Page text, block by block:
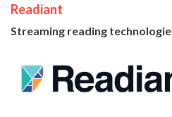
Readiant
Streaming reading technologie